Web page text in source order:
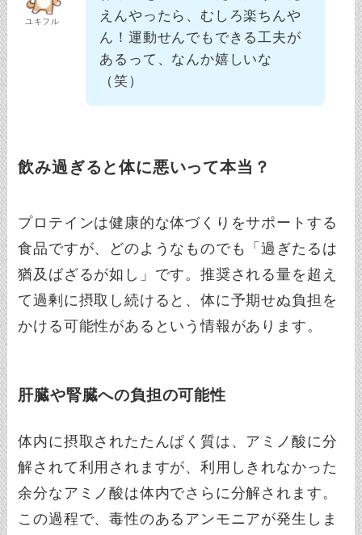
ユキフル
えんやったら、むしろ楽ちんや
ん！運動せんでもできる工夫が
あるって、なんか嬉しいな
（笑）
飲み過ぎると体に悪いって本当？
プロテインは健康的な体づくりをサポートする
食品ですが、どのようなものでも「過ぎたるは
猶及ばざるが如し」です。推奨される量を超え
て過剰に摂取し続けると、体に予期せぬ負担を
かける可能性があるという情報があります。
肝臓や腎臓への負担の可能性
体内に摂取されたたんぱく質は、アミノ酸に分
解されて利用されますが、利用しきれなかった
余分なアミノ酸は体内でさらに分解されます。
この過程で、毒性のあるアンモニアが発生しま